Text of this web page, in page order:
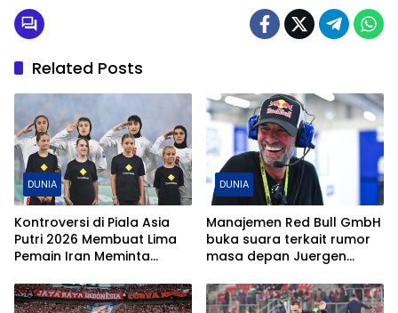
Related Posts
DUNIA
Kontroversi di Piala Asia
Putri 2026 Membuat Lima
Pemain Iran Meminta
DUNIA
Manajemen Red Bull GmbH
buka suara terkait rumor
masa depan Juergen
bola global mereka.